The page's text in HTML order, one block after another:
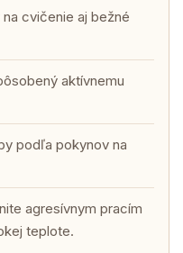
cvičenie aj bežné
aktívnemu
podľa pokynov na
agresívnym pracím
teplote.